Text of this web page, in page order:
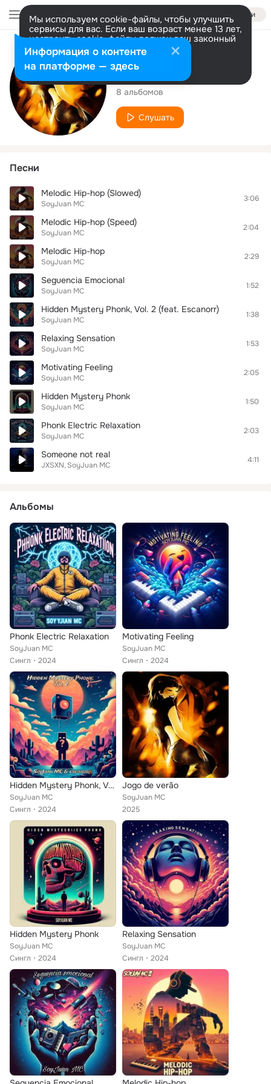
Войти
Мы используем cookie-файлы, чтобы улучшить
сервисы для вас. Если ваш возраст менее 13 лет,
настроить cookie-файлы должен ваш законный
представитель. Больше информации
Разрешить все Настроить
Исполнитель
SoyJuan MC
8 альбомов
Слушать
Песни
Melodic Hip-hop (Slowed)
SoyJuan MC
3:06
Melodic Hip-hop (Speed)
SoyJuan MC
2:04
Melodic Hip-hop
SoyJuan MC
2:29
Seguencia Emocional
SoyJuan MC
1:52
Hidden Mystery Phonk, Vol. 2 (feat. Escanorr)
SoyJuan MC
1:38
Relaxing Sensation
SoyJuan MC
1:53
Motivating Feeling
SoyJuan MC
2:05
Hidden Mystery Phonk
SoyJuan MC
1:50
Phonk Electric Relaxation
SoyJuan MC
2:03
Someone not real
JXSXN SoyJuan MC
4:11
Альбомы
Phonk Electric Relaxation
SoyJuan MC
Сингл
2024
Motivating Feeling
SoyJuan MC
Сингл
2024
Hidden Mystery Phonk, Vol. 2 (feat. Escanorr)
SoyJuan MC
Сингл
2024
Jogo de verão
SoyJuan MC
2025
Hidden Mystery Phonk
SoyJuan MC
Сингл
2024
Relaxing Sensation
SoyJuan MC
Сингл
2024
Информация о контенте
на платформе — здесь